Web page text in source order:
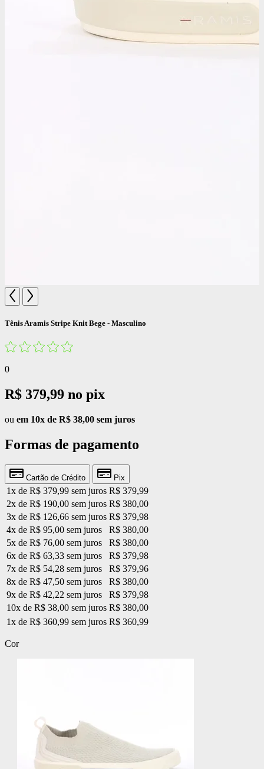
Tênis Aramis Stripe Knit Bege - Masculino
0
R$ 379,99 no pix
ou em 10x de R$ 38,00 sem juros
Formas de pagamento
Cartão de Crédito Pix
1x de R$ 379,99 sem juros R$ 379,99
2x de R$ 190,00 sem juros R$ 380,00
3x de R$ 126,66 sem juros R$ 379,98
4x de R$ 95,00 sem juros
R$ 380,00
5x de R$ 76,00 sem juros
R$ 380,00
6x de R$ 63,33 sem juros
R$ 379,98
7x de R$ 54,28 sem juros
R$ 379,96
8x de R$ 47,50 sem juros
R$ 380,00
9x de R$ 42,22 sem juros
R$ 379,98
10x de R$ 38,00 sem juros R$ 380,00
1x de R$ 360,99 sem juros R$ 360,99
Cor